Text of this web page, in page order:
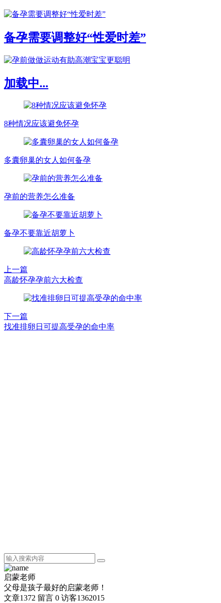
备孕需要调整好“性爱时差”
加载中...
8种情况应该避免怀孕
多囊卵巢的女人如何备孕
孕前的营养怎么准备
备孕不要靠近胡萝卜
上一篇
高龄怀孕孕前六大检查
下一篇
找准排卵日可提高受孕的命中率
启蒙老师
父母是孩子最好的启蒙老师！
文章1372 留言 0 访客1362015